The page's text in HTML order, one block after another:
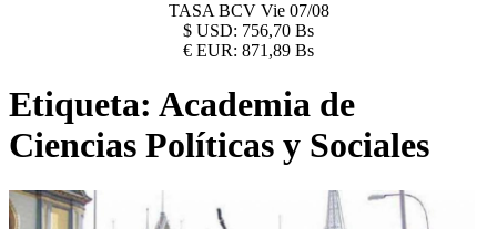
TASA BCV Vie 07/08
$ USD: 756,70 Bs
€ EUR: 871,89 Bs
Etiqueta: Academia de
Ciencias Políticas y Sociales